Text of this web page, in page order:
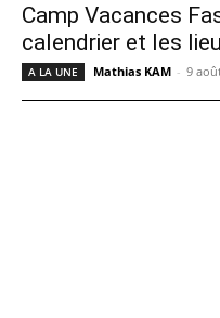
Camp Vacances
calendrier et les
A LA UNE Mathias KAM - 9